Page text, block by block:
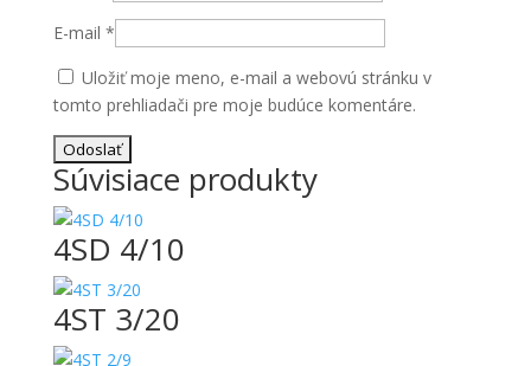
E-mail *
Uložiť moje meno, e-mail a webovú stránku v
tomto prehliadači pre moje budúce komentáre.
Súvisiace produkty
4SD 4/10
4ST 3/20